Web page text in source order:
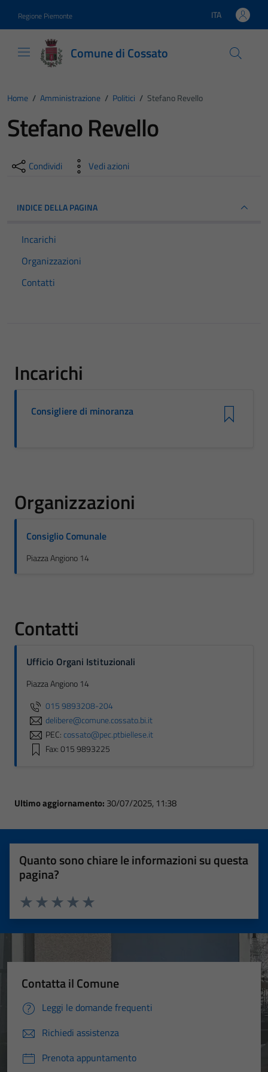
Regione Piemonte Lingua attiva:
ITA
Comune di Cossato
Home / Amministrazione / Politici / Stefano Revello
Stefano Revello
Condividi Vedi azioni
INDICE DELLA PAGINA
Incarichi
Organizzazioni
Contatti
Incarichi
Consigliere di minoranza
Organizzazioni
Consiglio Comunale
Piazza Angiono 14
Contatti
Ufficio Organi Istituzionali
Piazza Angiono 14
015 9893208-204
delibere@comune.cossato.bi.it
PEC:cossato@pec.ptbiellese.it
Fax: 015 9893225
Ultimo aggiornamento: 30/07/2025, 11:38
Quanto sono chiare le informazioni su questa
pagina?
Valuta 5 stelle su 5
Valuta 4 stelle su 5
Valuta 3 stelle su 5
Valuta 2 stelle su 5
Valuta 1 stelle su 5
Contatta il Comune
Leggi le domande frequenti
Richiedi assistenza
Prenota appuntamento